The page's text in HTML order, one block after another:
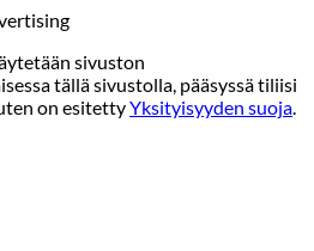
sivuston
tällä sivustolla, pääsyssä tiliisi
on esitettyYksityisyyden suoja